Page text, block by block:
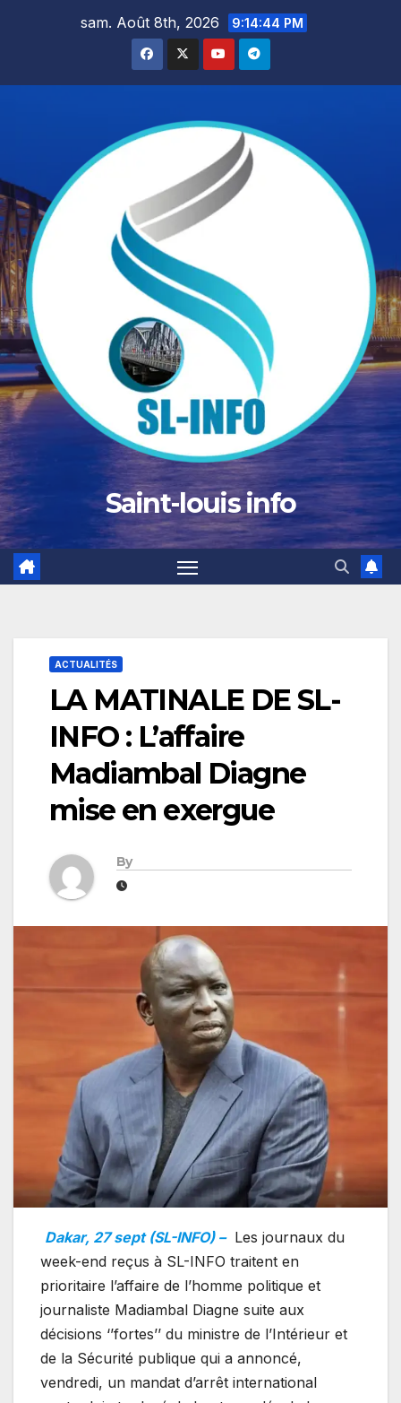
sam. Août 8th, 2026 9:14:46 PM
Saint-louis info
ACTUALITÉS
LA MATINALE DE SL-
INFO : L’affaire
Madiambal Diagne
mise en exergue
By
Dakar, 27 sept (SL-INFO) – Les journaux du
week-end reçus à SL-INFO traitent en
prioritaire l’affaire de l’homme politique et
journaliste Madiambal Diagne suite aux
décisions ‘’fortes’’ du ministre de l’Intérieur et
de la Sécurité publique qui a annoncé,
vendredi, un mandat d’arrêt international